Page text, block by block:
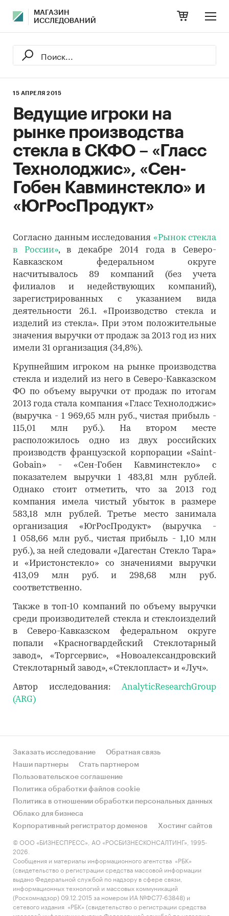
МАГАЗИН
ИССЛЕДОВАНИЙ
15 АПРЕЛЯ 2015
Ведущие игроки на
рынке производства
стекла в СКФО – «Гласс
Технолоджис», «Сен-
Гобен Кавминстекло» и
«ЮгРосПродукт»
Согласно данным исследования «Рынок стекла
в России», в декабре 2014 года в Северо-
Кавказском федеральном округе
насчитывалось 89 компаний (без учета
филиалов и недействующих компаний),
зарегистрированных с указанием вида
деятельности 26.1. «Производство стекла и
изделий из стекла». При этом положительные
значения выручки от продаж за 2013 год из них
имели 31 организация (34,8%).
Крупнейшим игроком на рынке производства
стекла и изделий из него в Северо-Кавказском
ФО по объему выручки от продаж по итогам
2013 года стала компания «Гласс Технолоджис»
(выручка - 1 969,65 млн руб., чистая прибыль -
115,01 млн руб.). На втором месте
расположилось одно из двух российских
производств французской корпорации «Saint-
Gobain» - «Сен-Гобен Кавминстекло» с
показателем выручки 1 483,81 млн рублей.
Однако стоит отметить, что за 2013 год
компания имела чистый убыток в размере
583,18 млн рублей. Третье место занимала
организация «ЮгРосПродукт» (выручка -
1 058,66 млн руб., чистая прибыль - 1,10 млн
руб.), за ней следовали «Дагестан Стекло Тара»
и «Иристонстекло» со значениями выручки
413,09 млн руб. и 298,68 млн руб.
соответственно.
Также в топ-10 компаний по объему выручки
среди производителей стекла и стеклоизделий
в Северо-Кавказском федеральном округе
попали «Красногвардейский Стеклотарный
завод», «Торгсервис», «Новоалександровский
Стеклотарный завод», «Стеклопласт» и «Луч».
Автор исследования: AnalyticResearchGroup
(ARG)
Заказать исследование
Обратная связь
Наши партнеры
Стать партнером
Пользовательское соглашение
Политика обработки файлов cookie
Политика в отношении обработки персональных данных
Облако для бизнеса
Корпоративный регистратор доменов
Хостинг сайтов
© ООО «БИЗНЕСПРЕСС», АО «РОСБИЗНЕСКОНСАЛТИНГ», 1995-
2026.
Сообщения и материалы информационного агентства «РБК»
(свидетельство о регистрации средства массовой информации
выдано Федеральной службой по надзору в сфере связи,
информационных технологий и массовых коммуникаций
(Роскомнадзор) 09.12.2015 за номером ИА №ФС77-63848) и
сетевого издания «РБК» (свидетельство о регистрации средства